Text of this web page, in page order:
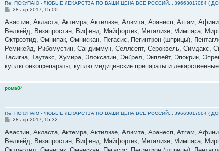
Re: ПОКУПАЮ - ЛЮБЫЕ ЛЕКАРСТВА ПО ВАШИ ЦЕНА ВСЕ РОССИЙ... 89663017084 (
С
о
щ
е
и
е
28 апр 2017, 15:00
Авастин, Акласта, Актемра, Актилизе, Алимта, Аранесп, Атгам,
Велкейд, Визапростан, Вифенд, Майфортик, Метализе, Мимпара,
Октреотид, Омнипак, Омнискан, Пегасис, Пегинтрон (шприцы),
Ремикейд, Рибомустин, Сандиммун, Селлсепт, Сероквель, Симдакс,
Тасигна, Таутакс, Хумира, Элоксатин, Энбрел, Энплейт, Эпокрин,
куплю онкопрепараты, куплю медицинские препараты и
рома84
Re: ПОКУПАЮ - ЛЮБЫЕ ЛЕКАРСТВА ПО ВАШИ ЦЕНА ВСЕ РОССИЙ... 89663017084 (
С
о
щ
е
28 апр 2017, 15:32
Авастин, Акласта, Актемра, Актилизе, Алимта, Аранесп, Атгам,
Велкейд, Визапростан, Вифенд, Майфортик, Метализе, Мимпара,